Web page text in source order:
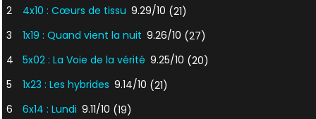
2
4x10 : Cœurs de tissu 9.29/10 (21)
3
1x19 : Quand vient la nuit 9.26/10 (27)
4
5x02 : La Voie de la vérité 9.25/10 (20)
5
1x23 : Les hybrides 9.14/10 (21)
6
6x14 : Lundi 9.11/10 (19)